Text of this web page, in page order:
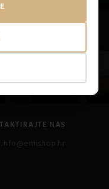
obavijestima.
NAS
info@emishop.hr